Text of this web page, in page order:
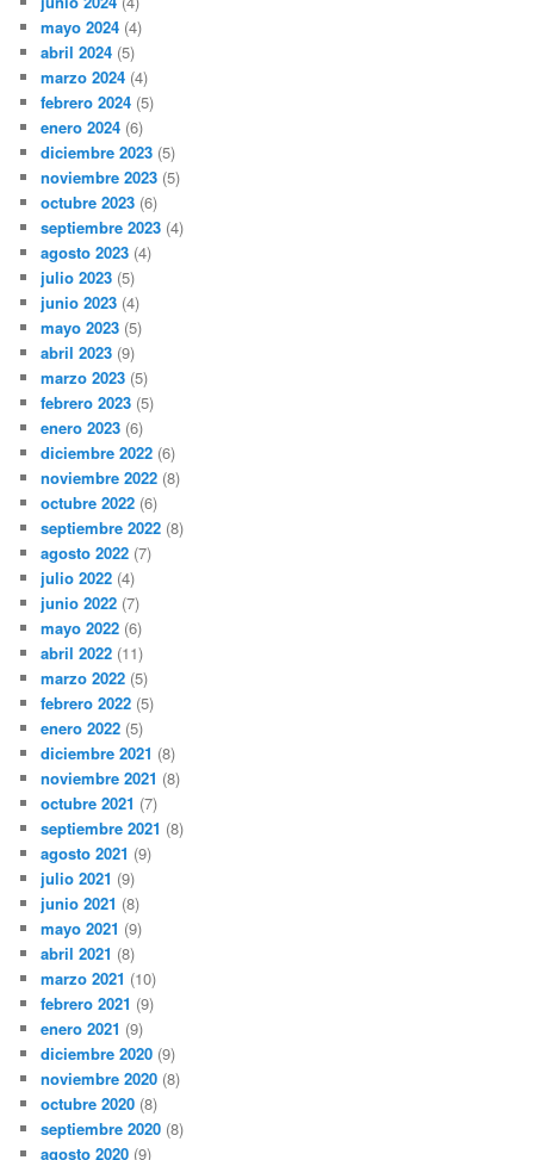
mayo 2024 (4)
abril 2024 (5)
marzo 2024 (4)
febrero 2024 (5)
enero 2024 (6)
diciembre 2023 (5)
noviembre 2023 (5)
octubre 2023 (6)
septiembre 2023 (4)
agosto 2023 (4)
julio 2023 (5)
junio 2023 (4)
mayo 2023 (5)
abril 2023 (9)
marzo 2023 (5)
febrero 2023 (5)
enero 2023 (6)
diciembre 2022 (6)
noviembre 2022 (8)
octubre 2022 (6)
septiembre 2022 (8)
agosto 2022 (7)
julio 2022 (4)
junio 2022 (7)
mayo 2022 (6)
abril 2022 (11)
marzo 2022 (5)
febrero 2022 (5)
enero 2022 (5)
diciembre 2021 (8)
noviembre 2021 (8)
octubre 2021 (7)
septiembre 2021 (8)
agosto 2021 (9)
julio 2021 (9)
junio 2021 (8)
mayo 2021 (9)
abril 2021 (8)
marzo 2021 (10)
febrero 2021 (9)
enero 2021 (9)
diciembre 2020 (9)
noviembre 2020 (8)
octubre 2020 (8)
septiembre 2020 (8)
agosto 2020 (9)